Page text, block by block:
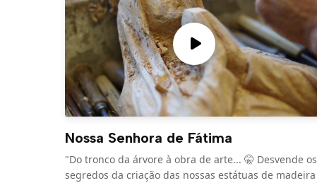
Nossa Senhora de Fátima
"Do tronco da árvore à obra de arte... 🤫 Desvende os
segredos da criação das nossas estátuas de madeira